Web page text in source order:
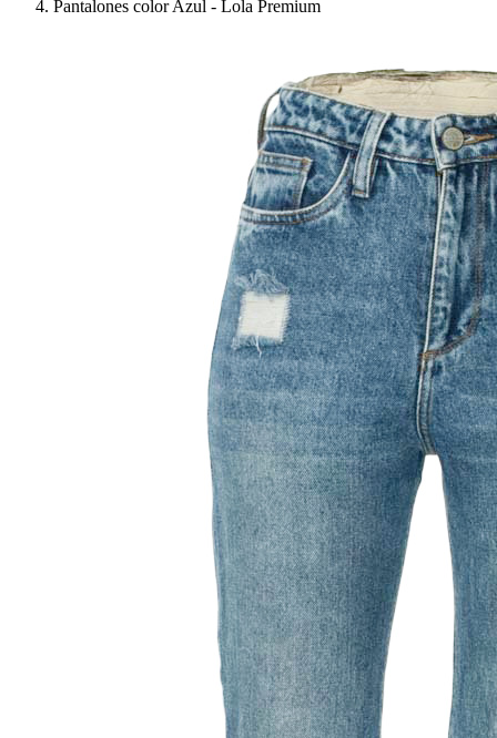
Pantalones color Azul - Lola Premium